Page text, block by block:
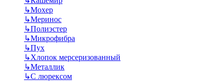
↳Мохер
↳Меринос
↳Полиэстер
↳Микрофибра
↳Пух
↳Хлопок мерсеризованный
↳Металлик
↳С люрексом